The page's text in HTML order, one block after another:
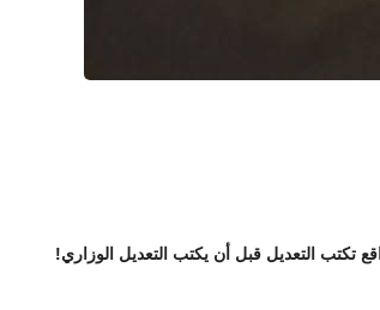
تكتب التعديل قبل أن يكتب التعديل الوزاري!